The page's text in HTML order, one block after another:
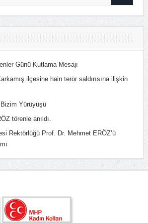
Günü Kutlama Mesajı
ilçesine hain terör saldırısına ilişkin
Yürüyüşü
törenle anıldı.
Rektörlüğü Prof. Dr. Mehmet ERÖZ’ü